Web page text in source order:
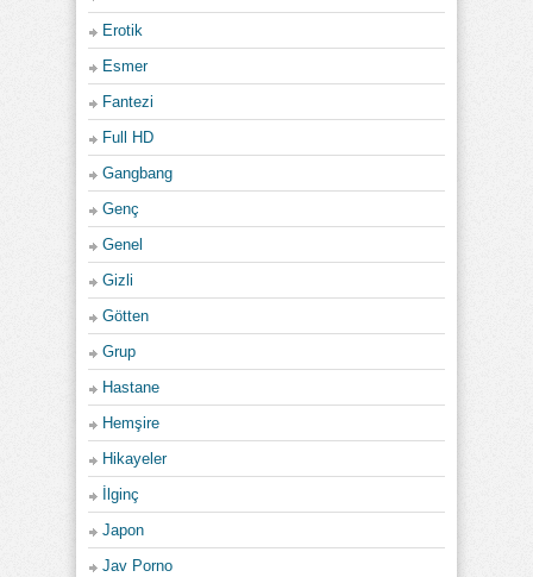
Erotik
Esmer
Fantezi
Full HD
Gangbang
Genç
Genel
Gizli
Götten
Grup
Hastane
Hemşire
Hikayeler
İlginç
Japon
Jav Porno